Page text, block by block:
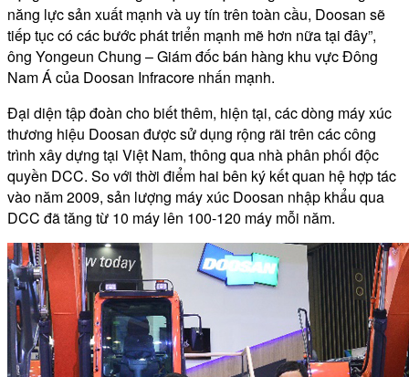
năng lực sản xuất mạnh và uy tín trên toàn cầu, Doosan sẽ
tiếp tục có các bước phát triển mạnh mẽ hơn nữa tại đây”,
ông Yongeun Chung – Giám đốc bán hàng khu vực Đông
Nam Á của Doosan Infracore nhấn mạnh.
Đại diện tập đoàn cho biết thêm, hiện tại, các dòng máy xúc
thương hiệu Doosan được sử dụng rộng rãi trên các công
trình xây dựng tại Việt Nam, thông qua nhà phân phối độc
quyền DCC. So với thời điểm hai bên ký kết quan hệ hợp tác
vào năm 2009, sản lượng máy xúc Doosan nhập khẩu qua
DCC đã tăng từ 10 máy lên 100-120 máy mỗi năm.